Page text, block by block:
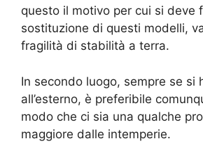
questo il motivo per cui si deve
sostituzione di questi modelli,
fragilità di stabilità a terra.
In secondo luogo, sempre se si
all’esterno, è preferibile
modo che ci sia una qualche
maggiore dalle intemperie.